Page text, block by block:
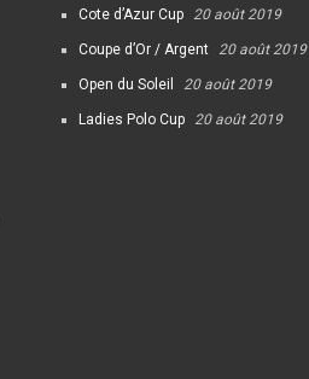
Cote d’Azur Cup 20 août 2019
Coupe d’Or / Argent 20 août 2019
Open du Soleil 20 août 2019
Ladies Polo Cup 20 août 2019